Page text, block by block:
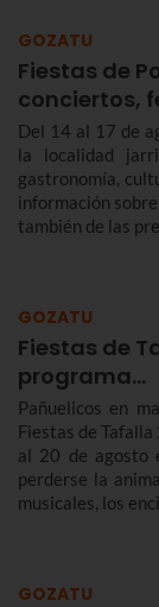
GOZATU
Fiestas de
conciertos,
Del 14 al 17 de
la localidad
gastronomía,
información
también de las
GOZATU
Fiestas de
programa…
Pañuelicos en
Fiestas de
al 20 de agosto
perderse la
musicales, los
GOZATU